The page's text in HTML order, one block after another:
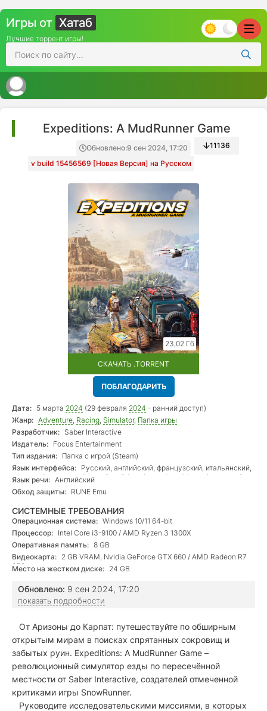
Игры от Хатаб
Лучшие торрент игры!
Expeditions: A MudRunner Game
Обновлено:9 сен 2024, 17:20
v build 15456569 [Новая Версия] на Русском
11136
23,02 Гб
СКАЧАТЬ .TORRENT
ПОБЛАГОДАРИТЬ
Дата: 5 марта 2024 (29 февраля 2024 - ранний доступ)
Жанр: Adventure, Racing, Simulator, Папка игры
Разработчик: Saber Interactive
Издатель: Focus Entertainment
Тип издания: Папка с игрой (Steam)
Язык интерфейса: Русский, английский, французский, итальянский,
немецкий, испанский, китайский (упр.), китайский (трад.), чешский,
японский, корейский, бр. португальский, польский
Язык речи: Английский
Обход защиты: RUNE Emu
СИСТЕМНЫЕ ТРЕБОВАНИЯ
Операционная система: Windows 10/11 64-bit
Процессор: Intel Core i3-9100 / AMD Ryzen 3 1300X
Оперативная память: 8 GB
Видеокарта: 2 GB VRAM, Nvidia GeForce GTX 660 / AMD Radeon R7
370
Место на жестком диске: 24 GB
Обновлено: 9 сен 2024, 17:20
показать подробности
От Аризоны до Карпат: путешествуйте по обширным
открытым мирам в поисках спрятанных сокровищ и
забытых руин. Expeditions: A MudRunner Game –
революционный симулятор езды по пересечённой
местности от Saber Interactive, создателей отмеченной
критиками игры SnowRunner.
Руководите исследовательскими миссиями, в которых